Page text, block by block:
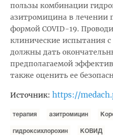
пользы комбинации
азитромицина в лечении
формой COVID-19.
клинические испытания
должны дать
предполагаемой
также оценить ее
Источник: https://
терапия азитромицин
гидроксихлорохин КОВИД